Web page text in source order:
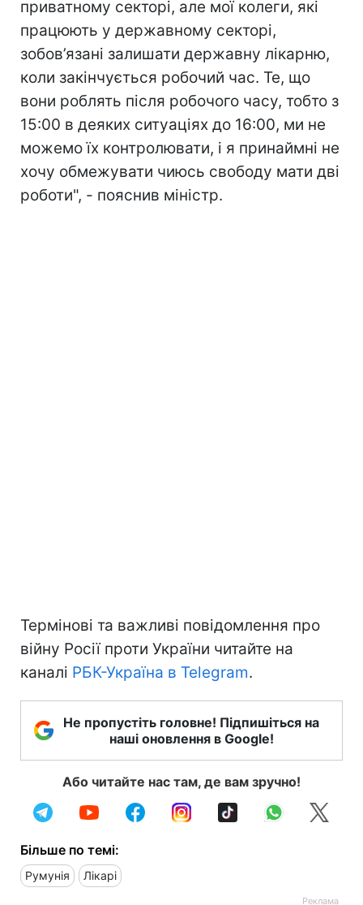
приватному секторі, але мої колеги, які
працюють у державному секторі,
зобов’язані залишати державну лікарню,
коли закінчується робочий час. Те, що
вони роблять після робочого часу, тобто з
15:00 в деяких ситуаціях до 16:00, ми не
можемо їх контролювати, і я принаймні не
хочу обмежувати чиюсь свободу мати дві
роботи", - пояснив міністр.
Термінові та важливі повідомлення про
війну Росії проти України читайте на
каналі РБК-Україна в Telegram.
Не пропустіть головне! Підпишіться на
наші оновлення в Google!
Або читайте нас там, де вам зручно!
Більше по темі:
Румунія Лікарі